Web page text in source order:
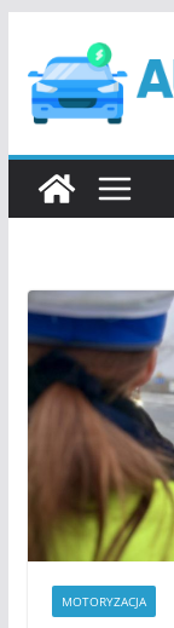
treści
MOTORYZACJA